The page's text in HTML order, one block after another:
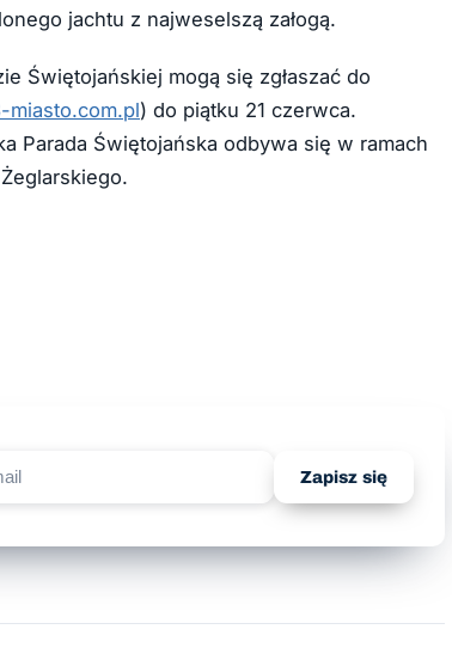
jachtu z najweselszą załogą.
Świętojańskiej mogą się zgłaszać do
miasto.com.pl) do piątku 21 czerwca.
Parada Świętojańska odbywa się w ramach
Zapisz się